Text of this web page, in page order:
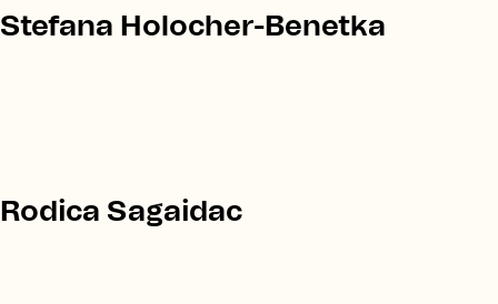
Stefana Holocher-Benetka
Rodica Sagaidac